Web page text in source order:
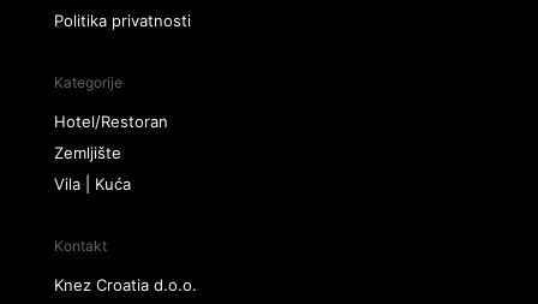
Politika privatnosti
Kategorije
Hotel/Restoran
Zemljište
Vila | Kuća
Kontakt
Knez Croatia d.o.o.